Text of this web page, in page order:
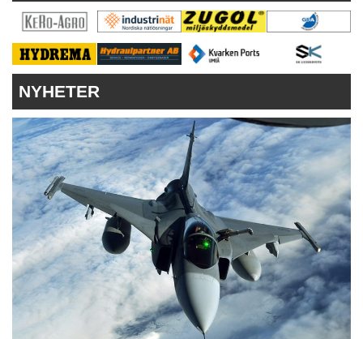
KONTAKT
VÅRA ANDRA MAGASIN
PRENUMERERA
ANNONSERA
NYHETER